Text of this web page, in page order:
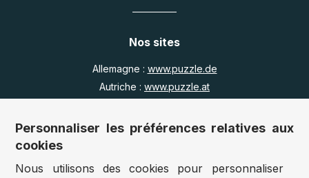
Nos sites
Allemagne : www.puzzle.de
Autriche : www.puzzle.at
Royaume Uni :
www.jigsawpuzzle.co.uk
Accès revendeurs / détaillants
Personnaliser les préférences relatives aux
cookies
Nous utilisons des cookies pour personnaliser